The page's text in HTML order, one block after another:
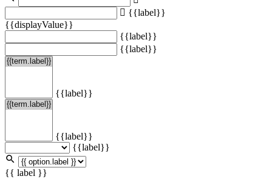
{{label}}
{{displayValue}}
{{label}}
{{label}}
{{label}}
{{label}}
{{label}}
{{ label }}